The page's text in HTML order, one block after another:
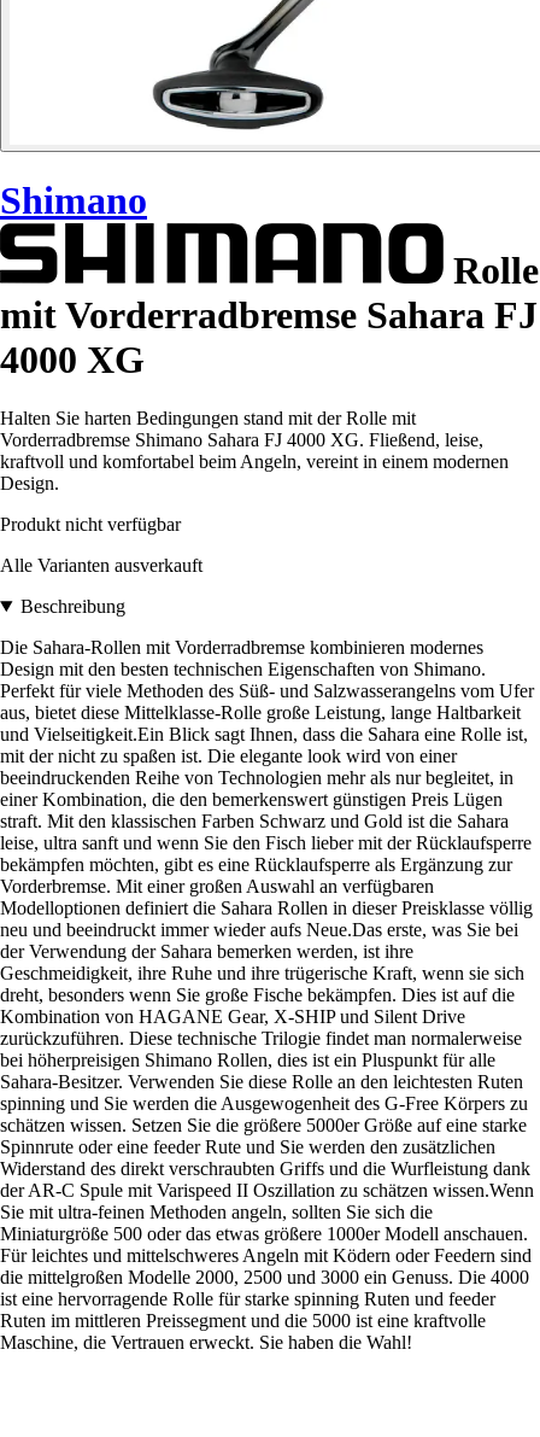
Shimano
Rolle
mit Vorderradbremse Sahara FJ
4000 XG
Halten Sie harten Bedingungen stand mit der Rolle mit
Vorderradbremse Shimano Sahara FJ 4000 XG. Fließend, leise,
kraftvoll und komfortabel beim Angeln, vereint in einem modernen
Design.
Produkt nicht verfügbar
Alle Varianten ausverkauft
Beschreibung
Die Sahara-Rollen mit Vorderradbremse kombinieren modernes
Design mit den besten technischen Eigenschaften von Shimano.
Perfekt für viele Methoden des Süß- und Salzwasserangelns vom Ufer
aus, bietet diese Mittelklasse-Rolle große Leistung, lange Haltbarkeit
und Vielseitigkeit.Ein Blick sagt Ihnen, dass die Sahara eine Rolle ist,
mit der nicht zu spaßen ist. Die elegante look wird von einer
beeindruckenden Reihe von Technologien mehr als nur begleitet, in
einer Kombination, die den bemerkenswert günstigen Preis Lügen
straft. Mit den klassischen Farben Schwarz und Gold ist die Sahara
leise, ultra sanft und wenn Sie den Fisch lieber mit der Rücklaufsperre
bekämpfen möchten, gibt es eine Rücklaufsperre als Ergänzung zur
Vorderbremse. Mit einer großen Auswahl an verfügbaren
Modelloptionen definiert die Sahara Rollen in dieser Preisklasse völlig
neu und beeindruckt immer wieder aufs Neue.Das erste, was Sie bei
der Verwendung der Sahara bemerken werden, ist ihre
Geschmeidigkeit, ihre Ruhe und ihre trügerische Kraft, wenn sie sich
dreht, besonders wenn Sie große Fische bekämpfen. Dies ist auf die
Kombination von HAGANE Gear, X-SHIP und Silent Drive
zurückzuführen. Diese technische Trilogie findet man normalerweise
bei höherpreisigen Shimano Rollen, dies ist ein Pluspunkt für alle
Sahara-Besitzer. Verwenden Sie diese Rolle an den leichtesten Ruten
spinning und Sie werden die Ausgewogenheit des G-Free Körpers zu
schätzen wissen. Setzen Sie die größere 5000er Größe auf eine starke
Spinnrute oder eine feeder Rute und Sie werden den zusätzlichen
Widerstand des direkt verschraubten Griffs und die Wurfleistung dank
der AR-C Spule mit Varispeed II Oszillation zu schätzen wissen.Wenn
Sie mit ultra-feinen Methoden angeln, sollten Sie sich die
Miniaturgröße 500 oder das etwas größere 1000er Modell anschauen.
Für leichtes und mittelschweres Angeln mit Ködern oder Feedern sind
die mittelgroßen Modelle 2000, 2500 und 3000 ein Genuss. Die 4000
ist eine hervorragende Rolle für starke spinning Ruten und feeder
Ruten im mittleren Preissegment und die 5000 ist eine kraftvolle
Maschine, die Vertrauen erweckt. Sie haben die Wahl!